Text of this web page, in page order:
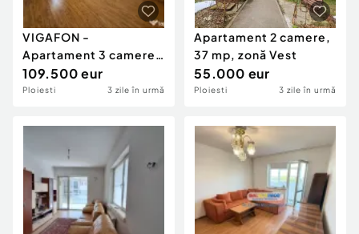
VIGAFON -
Apartament 3 camere
Ultracentral
109.500 eur
Ploiesti 3 zile în urmă
Apartament 2 camere,
37 mp, zonă Vest
55.000 eur
Ploiesti 3 zile în urmă